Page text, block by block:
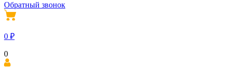
Обратный звонок
0 ₽
0